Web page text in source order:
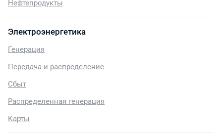
Нефтепродукты
Электроэнергетика
Генерация
Передача и распределение
Сбыт
Распределенная генерация
Карты